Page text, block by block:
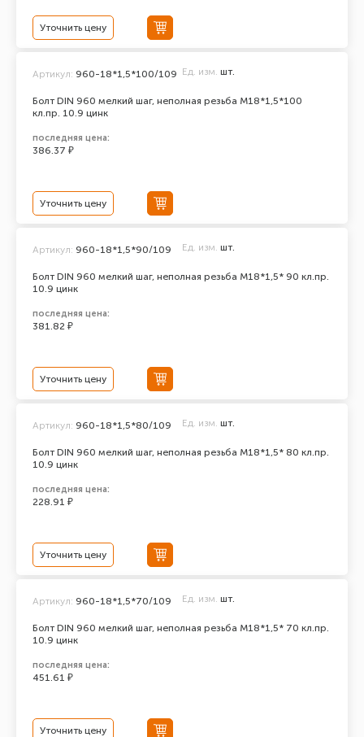
Уточнить цену
Болт DIN 960 мелкий шаг, неполная резьба M18*1,5*100
кл.пр. 10.9 цинк
Артикул: 960-18*1,5*100/109 Ед. изм. шт.
последняя цена:
386.37 ₽
Уточнить цену
Болт DIN 960 мелкий шаг, неполная резьба M18*1,5* 90 кл.пр.
10.9 цинк
Артикул: 960-18*1,5*90/109 Ед. изм. шт.
последняя цена:
381.82 ₽
Уточнить цену
Болт DIN 960 мелкий шаг, неполная резьба M18*1,5* 80 кл.пр.
10.9 цинк
Артикул: 960-18*1,5*80/109 Ед. изм. шт.
последняя цена:
228.91 ₽
Уточнить цену
Болт DIN 960 мелкий шаг, неполная резьба M18*1,5* 70 кл.пр.
10.9 цинк
Артикул: 960-18*1,5*70/109 Ед. изм. шт.
последняя цена:
451.61 ₽
Уточнить цену